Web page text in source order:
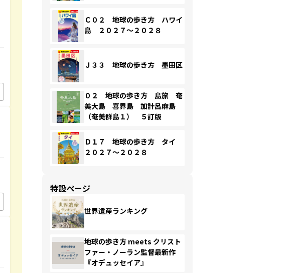
Ｃ０２ 地球の歩き方 ハワイ
島 ２０２７～２０２８
Ｊ３３ 地球の歩き方 墨田区
０２ 地球の歩き方 島旅 奄
美大島 喜界島 加計呂麻島
（奄美群島１） ５訂版
Ｄ１７ 地球の歩き方 タイ
２０２７～２０２８
特設ページ
世界遺産ランキング
地球の歩き方 meets クリスト
ファー・ノーラン監督最新作
『オデュッセイア』